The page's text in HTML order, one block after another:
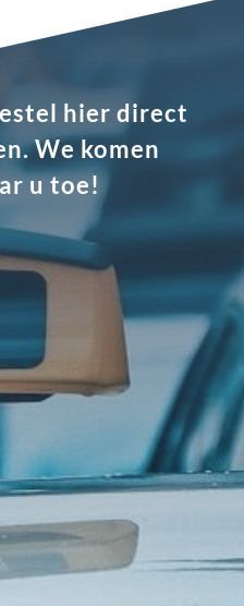
hier direct
We komen
u toe!